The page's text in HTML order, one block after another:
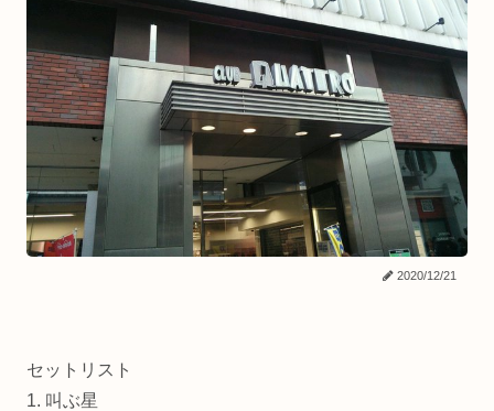
2020/12/21
セットリスト
1. 叫ぶ星